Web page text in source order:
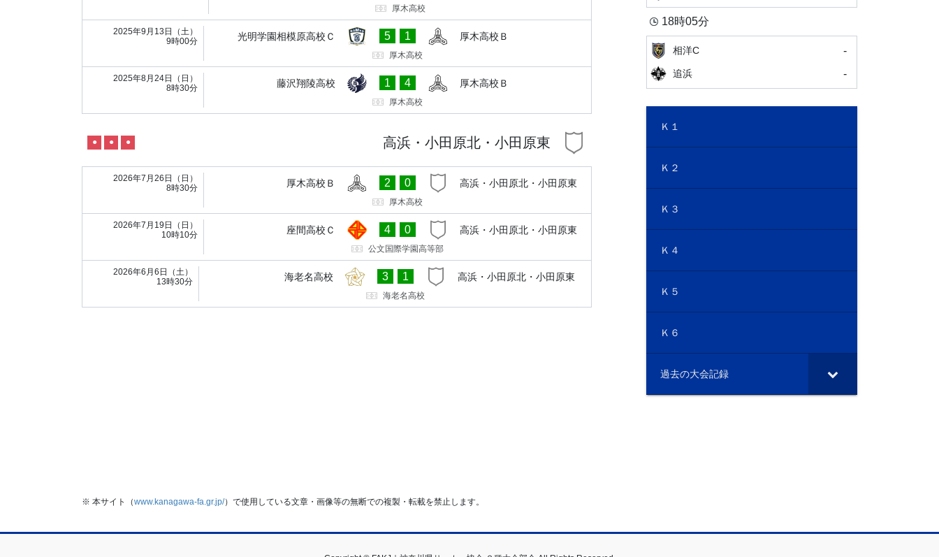
厚木高校
2025年9月13日（土）
9時00分
光明学園相模原高校Ｃ 5 1 厚木高校Ｂ
厚木高校
2025年8月24日（日）
8時30分
藤沢翔陵高校 1 4 厚木高校Ｂ
厚木高校
高浜・小田原北・小田原東
● ● ●
2026年7月26日（日）
8時30分
厚木高校Ｂ 2 0 高浜・小田原北・小田原東
厚木高校
2026年7月19日（日）
10時10分
座間高校Ｃ 4 0 高浜・小田原北・小田原東
公文国際学園高等部
2026年6月6日（土）
13時30分
海老名高校 3 1 高浜・小田原北・小田原東
海老名高校
18時05分
相洋C
追浜
-
-
Ｋ１
Ｋ２
Ｋ３
Ｋ４
Ｋ５
Ｋ６
過去の大会記録
※ 本サイト（www.kanagawa-fa.gr.jp/）で使用している文章・画像等の無断での複製・転載を禁止します。